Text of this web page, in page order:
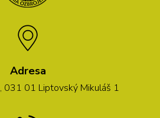
Adresa
031 01 Liptovský Mikuláš 1